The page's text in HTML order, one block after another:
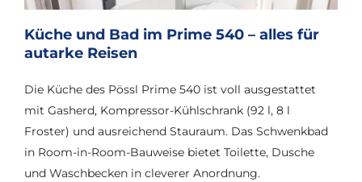
Küche und Bad im Prime 540 – alles für
autarke Reisen
Die Küche des Pössl Prime 540 ist voll ausgestattet
mit Gasherd, Kompressor-Kühlschrank (92 l, 8 l
Froster) und ausreichend Stauraum. Das Schwenkbad
in Room-in-Room-Bauweise bietet Toilette, Dusche
und Waschbecken in cleverer Anordnung.